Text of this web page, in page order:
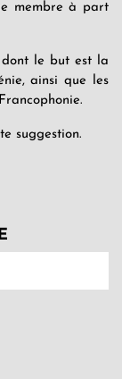
membre à part
le but est la
ainsi que les
suggestion.